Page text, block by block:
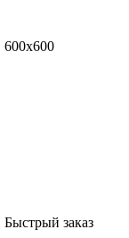
600х600
Быстрый заказ